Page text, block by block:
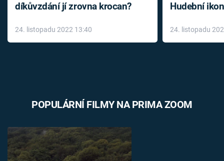
díkůvzdání jí zrovna krocan?
24. listopadu 2022 13:40
Hudební
léky
24. listopadu
POPULÁRNÍ FILMY NA PRIMA ZOOM